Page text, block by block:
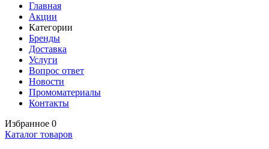
Главная
Акции
Категории
Бренды
Доставка
Услуги
Вопрос ответ
Новости
Промоматериалы
Контакты
Избранное 0
Каталог товаров